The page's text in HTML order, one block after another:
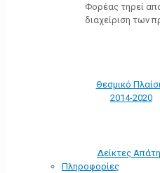
Φορέας τηρεί
διαχείριση των
Θεσμικό
2014-2020
Δείκτες
Πληροφορίες